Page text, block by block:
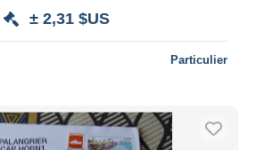
± 2,31 $US
Particulier